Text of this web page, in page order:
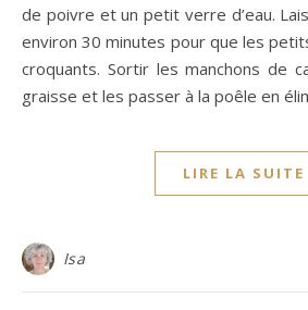
de poivre et un petit verre d’eau.
environ 30 minutes pour que les
croquants. Sortir les manchons de
graisse et les passer à la poêle en
LIRE LA SUITE
Isa